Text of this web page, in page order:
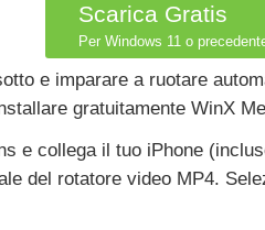
Scarica Gratis
Per Windows 11 o
e imparare a ruotare
gratuitamente WinX
e collega il tuo iPhone
del rotatore video MP4.